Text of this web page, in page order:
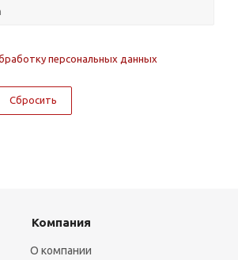
персональных данных
Сбросить
Компания
О компании